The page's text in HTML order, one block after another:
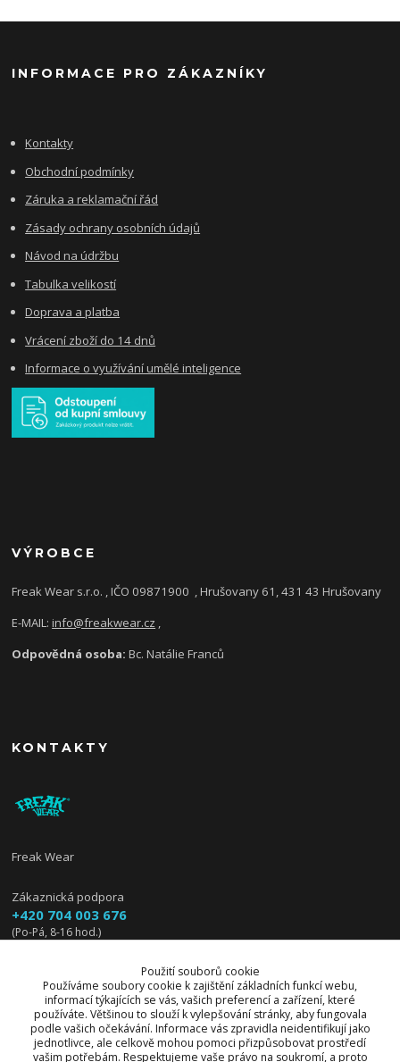
INFORMACE PRO ZÁKAZNÍKY
Kontakty
Obchodní podmínky
Záruka a reklamační řád
Zásady ochrany osobních údajů
Návod na údržbu
Tabulka velikostí
Doprava a platba
Vrácení zboží do 14 dnů
Informace o využívání umělé inteligence
VÝROBCE
Freak Wear s.r.o. , IČO 09871900 , Hrušovany 61, 431 43 Hrušovany
E-MAIL:info@freakwear.cz ,
Odpovědná osoba:Bc. Natálie Franců
KONTAKTY
Freak Wear
Zákaznická podpora
+420 704 003 676
(Po-Pá, 8-16 hod.)
info@freakwear.czPoužití souborů cookie
Používáme soubory cookie k zajištění základních funkcí webu,
informací týkajících se vás, vašich preferencí a zařízení, které
používáte. Většinou to slouží k vylepšování stránky, aby fungovala
podle vašich očekávání. Informace vás zpravidla neidentifikují jako
jednotlivce, ale celkově mohou pomoci přizpůsobovat prostředí
vašim potřebám. Respektujeme vaše právo na soukromí, a proto